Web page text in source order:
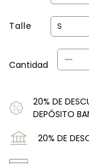
Talle
Cantidad
20% DE
DEPÓSITO
20% DE